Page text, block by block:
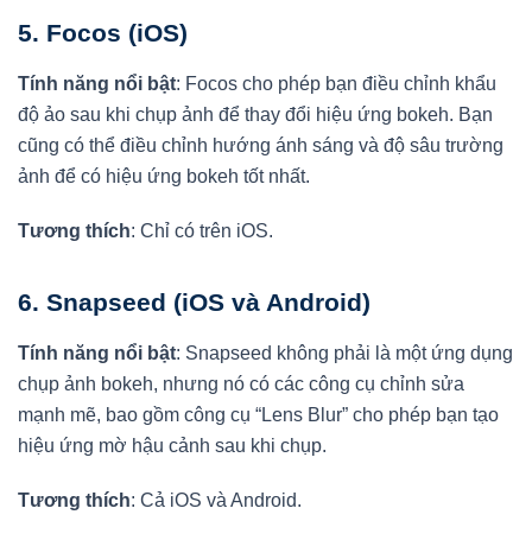
5. Focos (iOS)
Tính năng nổi bật: Focos cho phép bạn điều chỉnh khẩu
độ ảo sau khi chụp ảnh để thay đổi hiệu ứng bokeh. Bạn
cũng có thể điều chỉnh hướng ánh sáng và độ sâu trường
ảnh để có hiệu ứng bokeh tốt nhất.
Tương thích: Chỉ có trên iOS.
6. Snapseed (iOS và Android)
Tính năng nổi bật: Snapseed không phải là một ứng dụng
chụp ảnh bokeh, nhưng nó có các công cụ chỉnh sửa
mạnh mẽ, bao gồm công cụ “Lens Blur” cho phép bạn tạo
hiệu ứng mờ hậu cảnh sau khi chụp.
Tương thích: Cả iOS và Android.